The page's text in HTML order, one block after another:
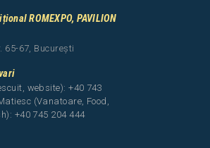
ROMEXPO, PAVILION
65-67, București
website): +40 743
(Vanatoare, Food,
+40 745 204 444